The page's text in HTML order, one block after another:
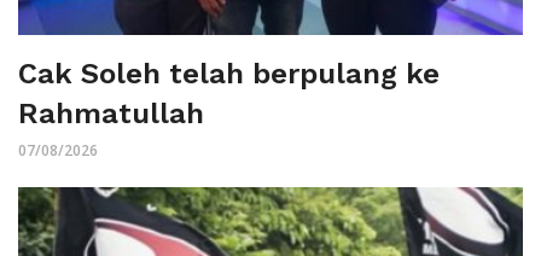
Cak Soleh telah berpulang ke
Rahmatullah
07/08/2026